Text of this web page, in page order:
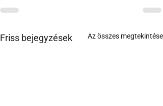
Friss bejegyzések Az összes megtekintése